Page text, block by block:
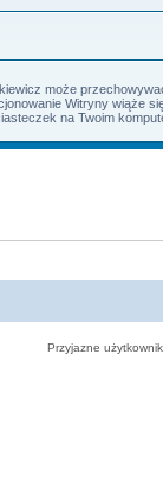
może
Witryny wiąże
na Twoim
Przyjazne